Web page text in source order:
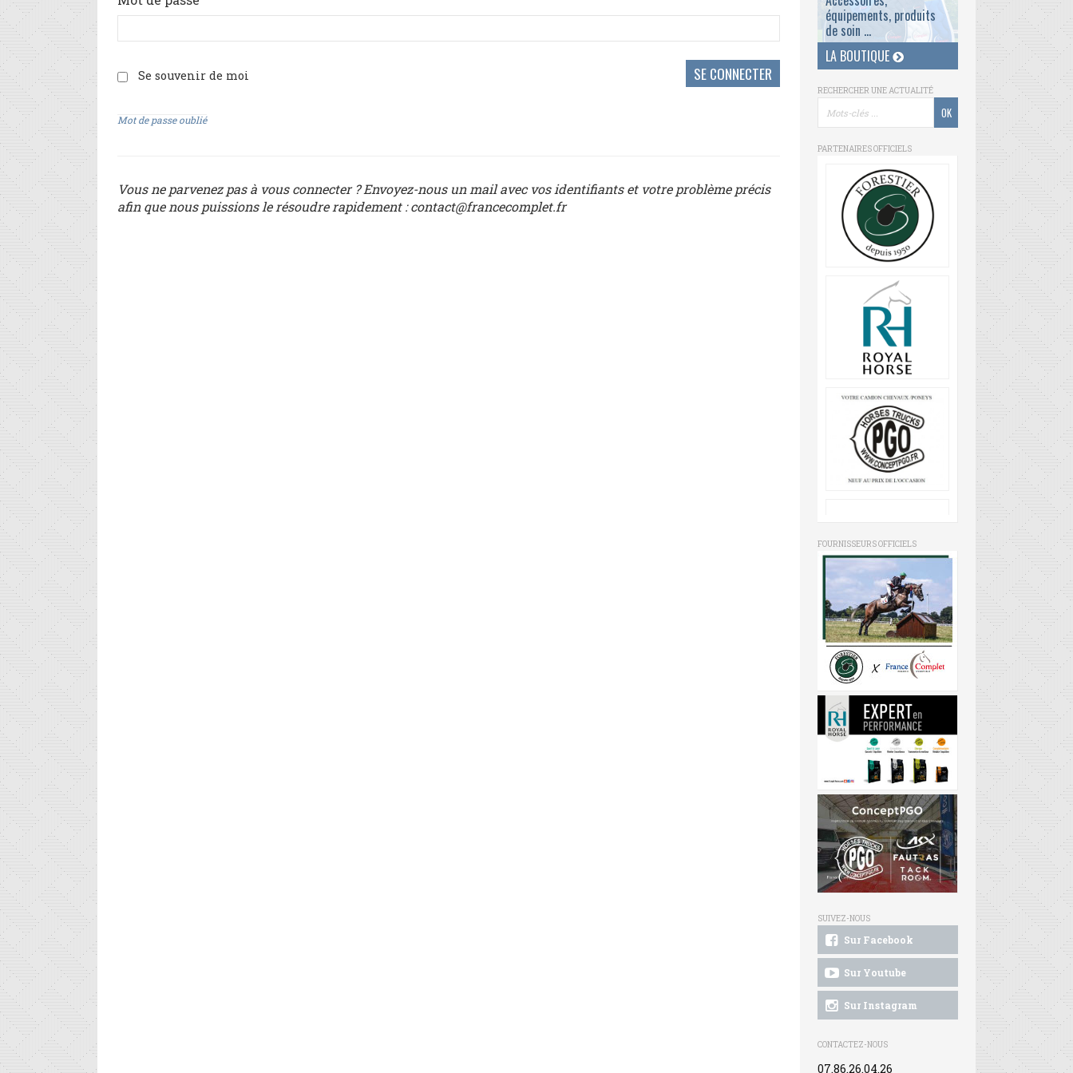
Se souvenir de moi
Mot de passe oublié
Vous ne parvenez pas à vous connecter ? Envoyez-nous un mail avec vos identifiants et votre problème précis
afin que nous puissions le résoudre rapidement : contact@francecomplet.fr
équipements, produits
de soin ...
LA BOUTIQUE
RECHERCHER UNE ACTUALITÉ
PARTENAIRES OFFICIELS
FOURNISSEURS OFFICIELS
SUIVEZ-NOUS
Sur Facebook
Sur Youtube
Sur Instagram
CONTACTEZ-NOUS
07.86.26.04.26